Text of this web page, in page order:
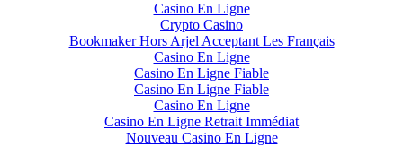
Casino En Ligne
Crypto Casino
Bookmaker Hors Arjel Acceptant Les Français
Casino En Ligne
Casino En Ligne Fiable
Casino En Ligne Fiable
Casino En Ligne
Casino En Ligne Retrait Immédiat
Nouveau Casino En Ligne